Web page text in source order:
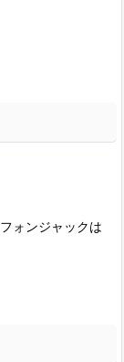
ォンジャックは